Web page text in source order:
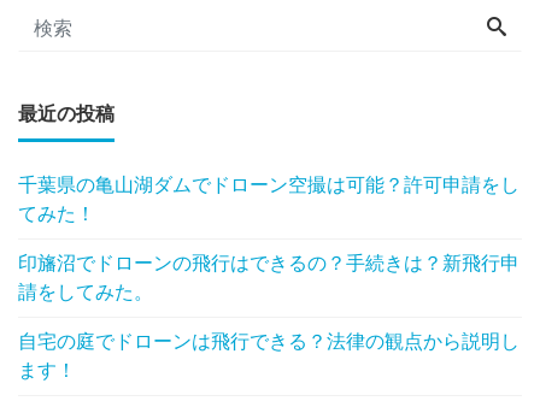
最近の投稿
千葉県の亀山湖ダムでドローン空撮は可能？許可申請をし
てみた！
印旛沼でドローンの飛行はできるの？手続きは？新飛行申
請をしてみた。
自宅の庭でドローンは飛行できる？法律の観点から説明し
ます！